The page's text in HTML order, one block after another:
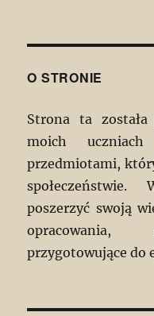
O STRONIE
Strona ta
moich uczniach
przedmiotami,
poszerzyć swoją
opracowania,
przygotowujące do